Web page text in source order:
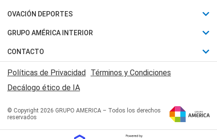
Política
Judiciales
Economia
Horóscopo
Motores
Trucos caseros
Series y Películas
Edictos y Solicitadas
OVACIÓN DEPORTES
Fútbol
Mundial
Automovilismo
Rugby
Básquet
GRUPO AMÉRICA INTERIOR
Canal 7 en Vivo
San Juan 8
CONTACTO
Acerca de Nosotros
Contactanos
Políticas de Privacidad Términos y Condiciones
Decálogo ético de IA
© Copyright 2026 GRUPO AMERICA – Todos los derechos
reservados